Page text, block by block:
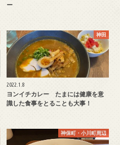
ー
神田
2022.1.8
ヨンイチカレー たまには健康を意
識した食事をとることも大事！
神保町・小川町周辺